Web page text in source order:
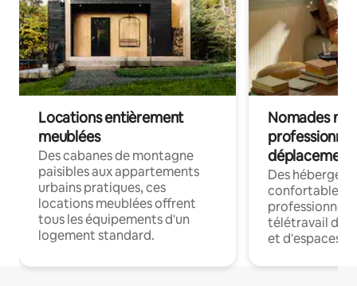
Locations entièrement
meublées
Des cabanes de montagne
paisibles aux appartements
urbains pratiques, ces
locations meublées offrent
tous les équipements d'un
logement standard.
Nomades
déplacement
Des
confortables
professionnels
télétravail
et d'espaces